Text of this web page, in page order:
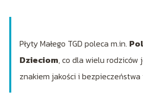
Płyty Małego TGD poleca m.in.
Dzieciom, co dla wielu rodziców
znakiem jakości i bezpieczeństwa